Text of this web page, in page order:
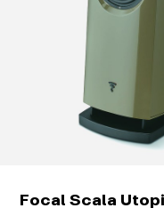
Focal Scala